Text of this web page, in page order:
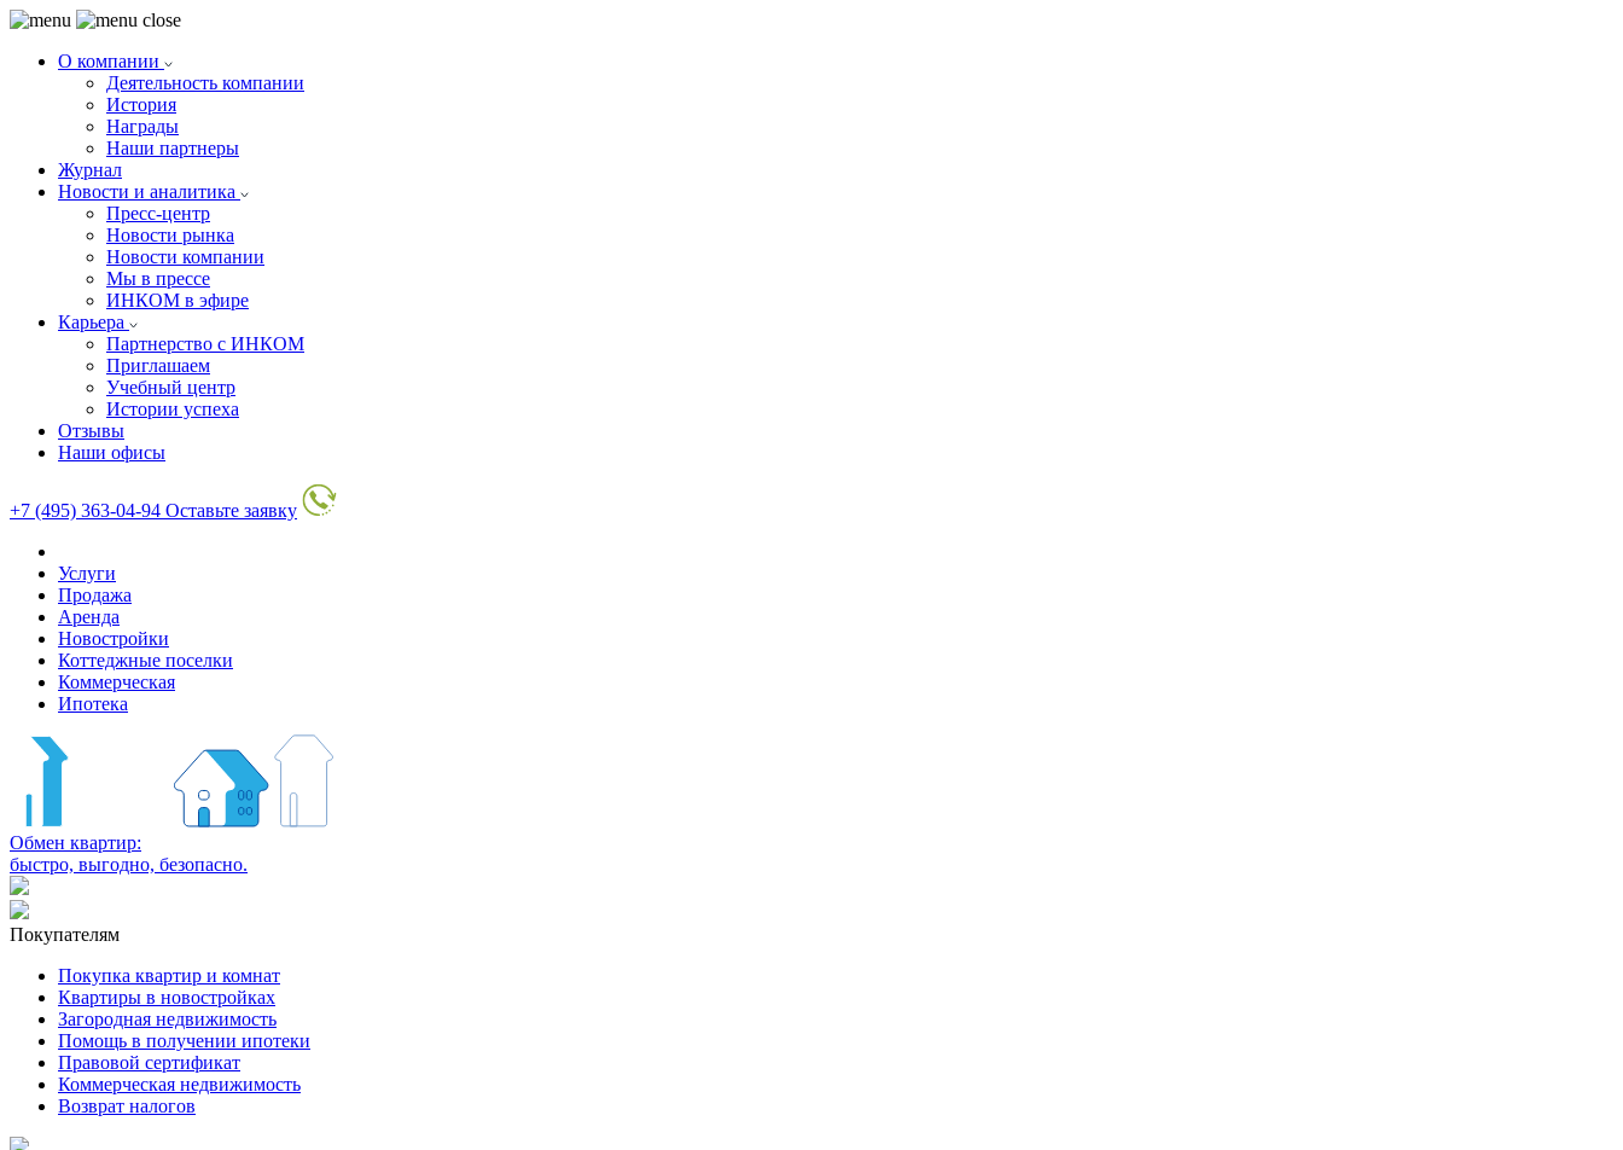
О компании
Деятельность компании
История
Награды
Наши партнеры
Журнал
Новости и аналитика
Пресс-центр
Новости рынка
Новости компании
Мы в прессе
ИНКОМ в эфире
Карьера
Партнерство с ИНКОМ
Приглашаем
Учебный центр
Истории успеха
Отзывы
Наши офисы
+7 (495) 363-04-94 Оставьте заявку
Услуги
Продажа
Аренда
Новостройки
Коттеджные поселки
Коммерческая
Ипотека
Обмен квартир:
быстро, выгодно, безопасно.
Покупателям
Покупка квартир и комнат
Квартиры в новостройках
Загородная недвижимость
Помощь в получении ипотеки
Правовой сертификат
Коммерческая недвижимость
Возврат налогов